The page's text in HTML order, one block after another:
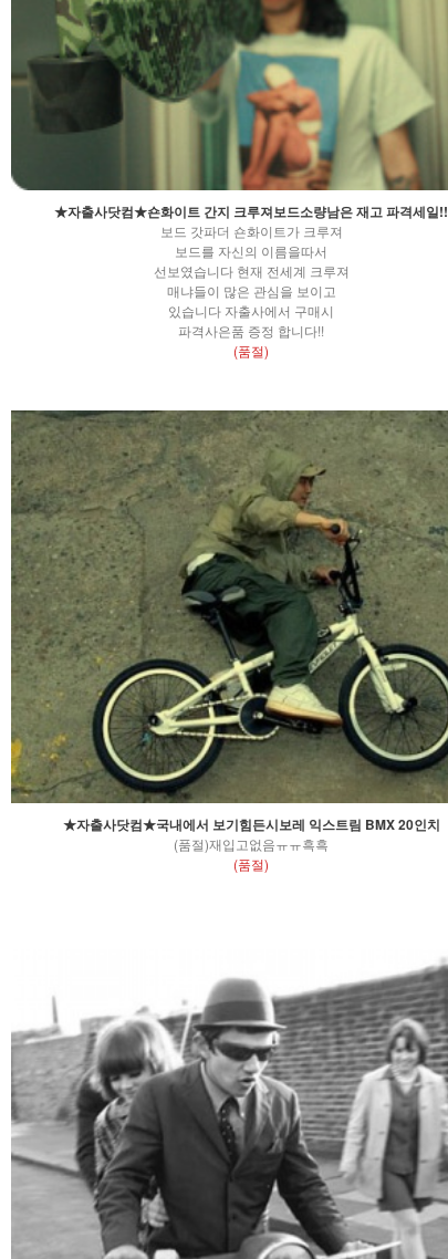
★자출사닷컴★숀화이트 간지 크루져보드소량남은 재고 파격세일!!
보드 갓파더 숀화이트가 크루져
보드를 자신의 이름을따서
선보였습니다 현재 전세계 크루져
매냐들이 많은 관심을 보이고
있습니다 자출사에서 구매시
파격사은품 증정 합니다!!
(품절)
★자출사닷컴★국내에서 보기힘든시보레 익스트림 BMX 20인치
(품절)재입고없음ㅠㅠ흑흑
(품절)